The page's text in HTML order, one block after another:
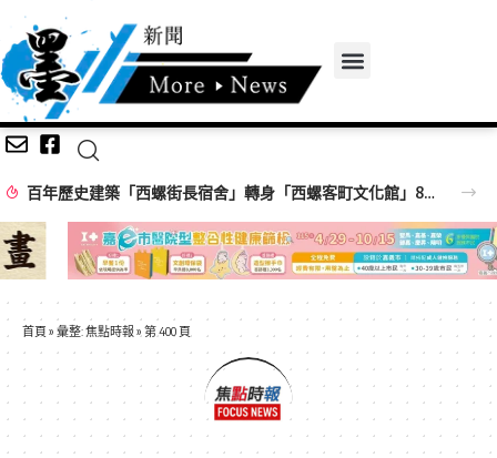
百年歷史建築「西螺街長宿舍」轉身「西螺客町文化館」8/8啟用 首展解密日治至今政治變遷史
首頁 » 彙整: 焦點時報» 第 400 頁